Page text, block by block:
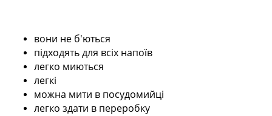
вони не б'ються
підходять для всіх напоїв
легко миються
легкі
можна мити в посудомийці
легко здати в переробку